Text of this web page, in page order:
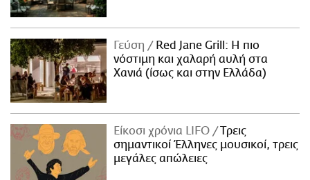
Γεύση
Red Jane Grill: Η πιο
νόστιμη και χαλαρή αυλή στα
Χανιά (ίσως και στην Ελλάδα)
Είκοσι χρόνια LIFO
Tρεις
σημαντικοί Έλληνες μουσικοί, τρεις
μεγάλες απώλειες